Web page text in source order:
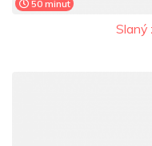
50 minut
Slaný